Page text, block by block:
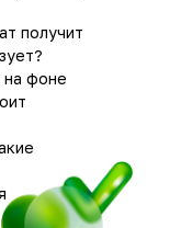
получит
на фоне